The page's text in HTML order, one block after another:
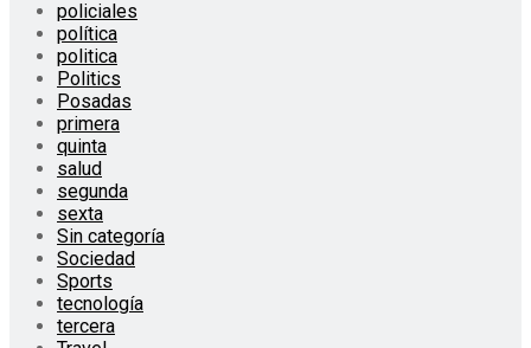
policiales
política
politica
Politics
Posadas
primera
quinta
salud
segunda
sexta
Sin categoría
Sociedad
Sports
tecnología
tercera